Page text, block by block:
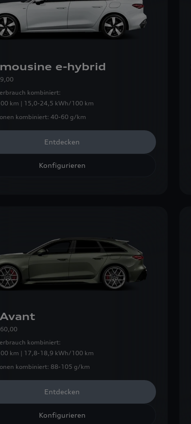
e-hybrid
kombiniert:
km | 15,0-24,5 kWh/100 km
kombiniert: 40-60 g/km
Entdecken
Konfigurieren
kombiniert:
km | 17,8-18,9 kWh/100 km
kombiniert: 88-105 g/km
Entdecken
Konfigurieren